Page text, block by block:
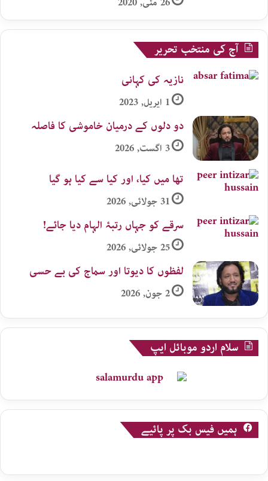
آج کی منتخب تحریر
نازیہ کی کہانی
1 اپریل, 2023
دو دلوں کے درمیان خاموشی کا فاصلہ
3 اگست, 2026
تھا میں کیا، اور کیا سے کیا ہو گیا
31 جولائی, 2026
سرقے کو جہاں رتبۂ الہام دیا جائے!
25 جولائی, 2026
لفظوں کا دیوتا اور سماج کی بے حسی
2 جون, 2026
سلام اردو موبائل ایپ
ہمیں فیس بک پر پائیے